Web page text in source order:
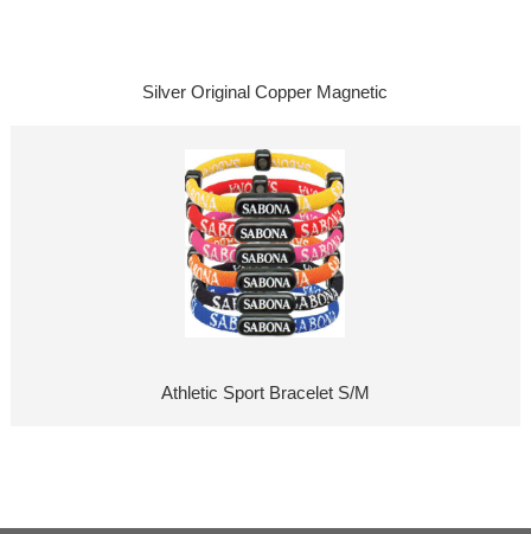
Silver Original Copper Magnetic
Athletic Sport Bracelet S/M